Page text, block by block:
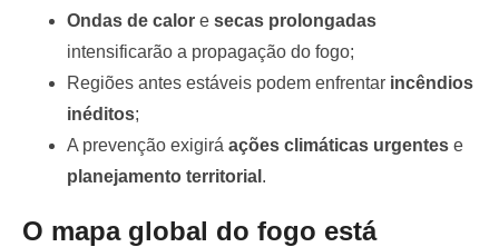
Ondas de calor e secas prolongadas
intensificarão a propagação do fogo;
Regiões antes estáveis podem enfrentar incêndios
inéditos;
A prevenção exigirá ações climáticas urgentes e
planejamento territorial .
O mapa global do fogo está